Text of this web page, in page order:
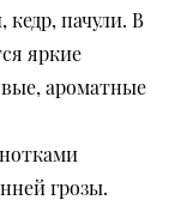
пачули. В
яркие
ароматные
грозы.